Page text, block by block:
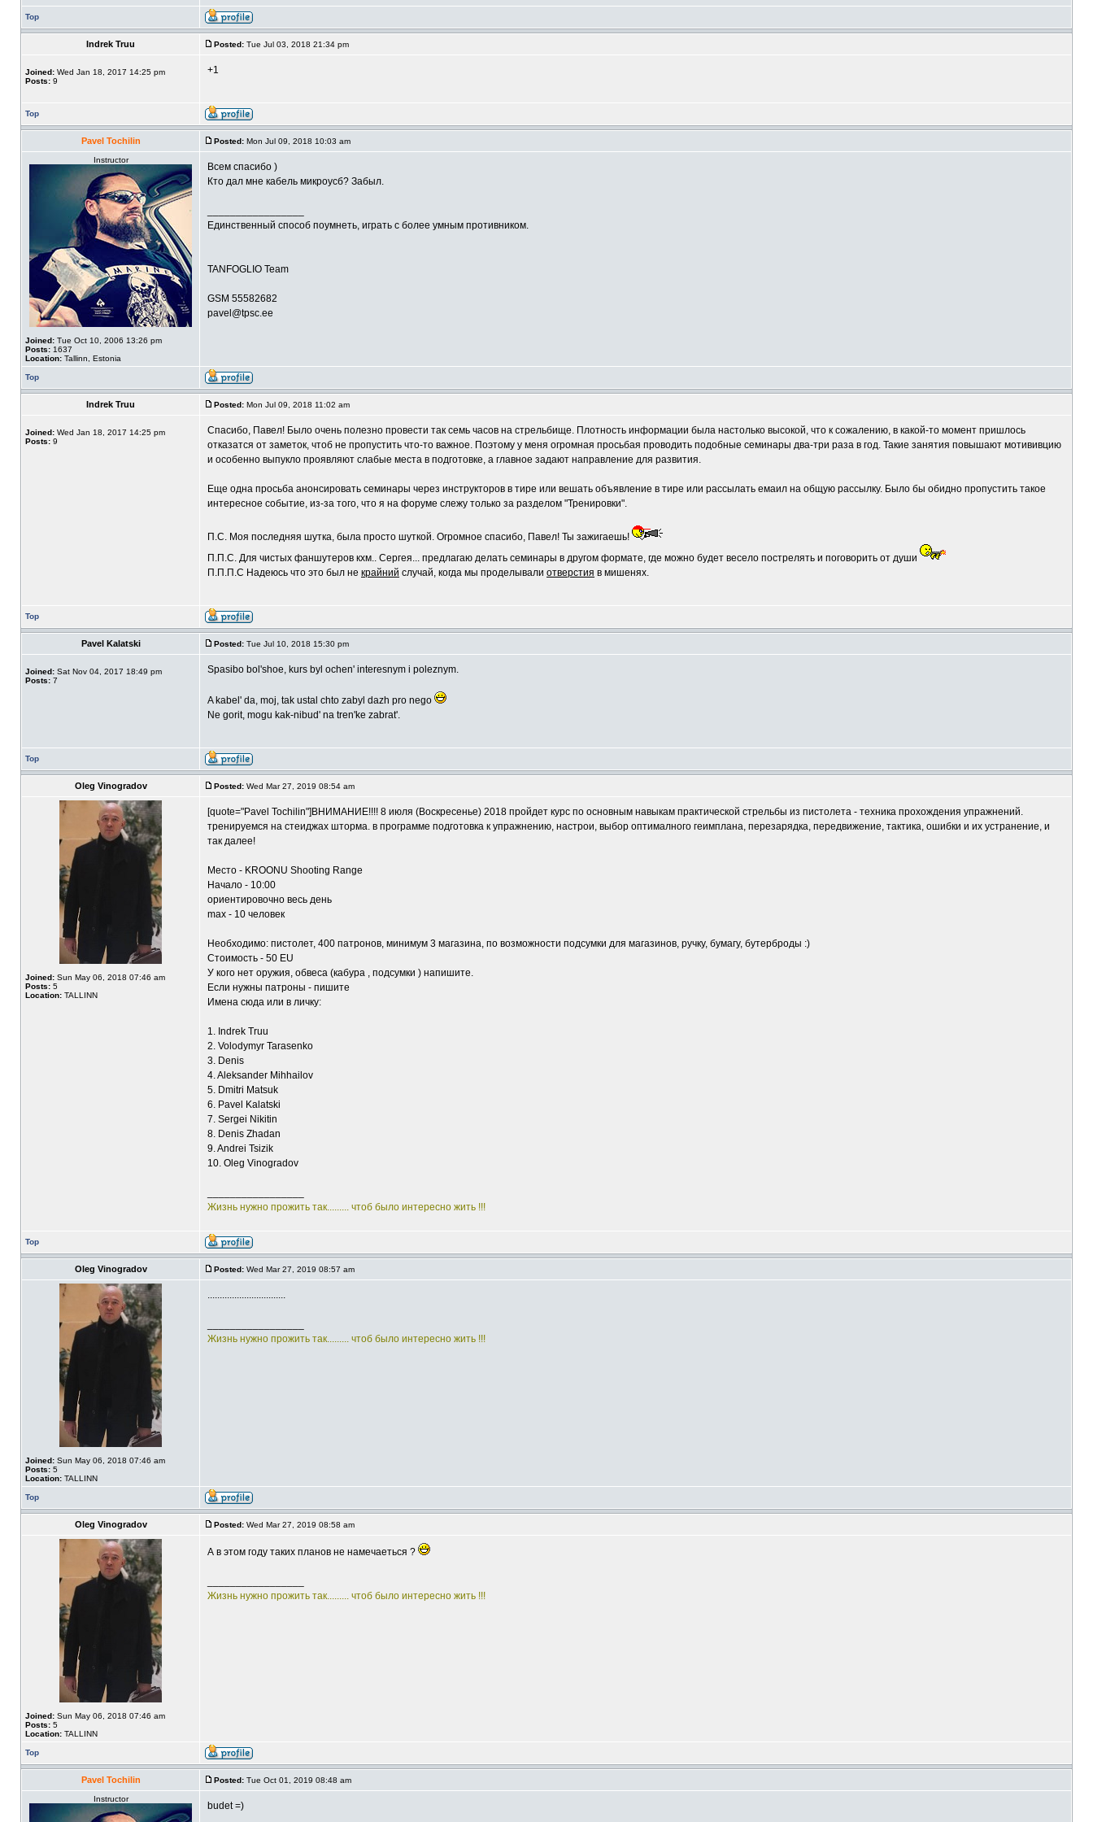
Top
Indrek Truu Posted: Tue Jul 03, 2018 21:34 pm
Joined: Wed Jan 18, 2017 14:25 pm
Posts: 9
+1
Top
Pavel Tochilin Posted: Mon Jul 09, 2018 10:03 am
Instructor
Joined: Tue Oct 10, 2006 13:26 pm
Posts: 1637
Location: Tallinn, Estonia
Всем спасибо )
Кто дал мне кабель микроусб? Забыл.
Единственный способ поумнеть, играть с более умным противником.
TANFOGLIO Team
GSM 55582682
pavel@tpsc.ee
Top
Indrek Truu Posted: Mon Jul 09, 2018 11:02 am
Joined: Wed Jan 18, 2017 14:25 pm
Posts: 9
Спасибо, Павел! Было очень полезно провести так семь часов на стрельбище. Плотность информации была настолько высокой, что к сожалению, в какой-то момент пришлось
отказатся от заметок, чтоб не пропустить что-то важное. Поэтому у меня огромная просьбая проводить подобные семинары два-три раза в год. Такие занятия повышают мотививцию
и особенно выпукло проявляют слабые места в подготовке, а главное задают направление для развития.
Еще одна просьба анонсировать семинары через инструкторов в тире или вешать объявление в тире или рассылать емаил на общую рассылку. Было бы обидно пропустить такое
интересное событие, из-за того, что я на форуме слежу только за разделом "Тренировки".
П.С. Моя последняя шутка, была просто шуткой. Огромное спасибо, Павел! Ты зажигаешь!
П.П.С. Для чистых фаншутеров кхм.. Сергея... предлагаю делать семинары в другом формате, где можно будет весело пострелять и поговорить от души
П.П.П.С Надеюсь что это был не крайний случай, когда мы проделывали отверстия в мишенях.
Top
Pavel Kalatski Posted: Tue Jul 10, 2018 15:30 pm
Joined: Sat Nov 04, 2017 18:49 pm
Posts: 7
Spasibo bol'shoe, kurs byl ochen' interesnym i poleznym.
A kabel' da, moj, tak ustal chto zabyl dazh pro nego
Ne gorit, mogu kak-nibud' na tren'ke zabrat'.
Top
Oleg Vinogradov Posted: Wed Mar 27, 2019 08:54 am
Joined: Sun May 06, 2018 07:46 am
Posts: 5
Location: TALLINN
[quote="Pavel Tochilin"]ВНИМАНИЕ!!!! 8 июля (Воскресенье) 2018 пройдет курс по основным навыкам практической стрельбы из пистолета - техника прохождения упражнений.
тренируемся на стеиджах шторма. в программе подготовка к упражнению, настрои, выбор оптималного геимплана, перезарядка, передвижение, тактика, ошибки и их устранение, и
так далее!
Место - KROONU Shooting Range
Начало - 10:00
ориентировочно весь день
max - 10 человек
Необходимо: пистолет, 400 патронов, минимум 3 магазина, по возможности подсумки для магазинов, ручку, бумагу, бутерброды :)
Стоимость - 50 EU
У кого нет оружия, обвеса (кабура , подсумки ) напишите.
Если нужны патроны - пишите
Имена сюда или в личку:
1. Indrek Truu
2. Volodymyr Tarasenko
3. Denis
4. Aleksander Mihhailov
5. Dmitri Matsuk
6. Pavel Kalatski
7. Sergei Nikitin
8. Denis Zhadan
9. Andrei Tsizik
10. Oleg Vinogradov
Жизнь нужно прожить так......... чтоб было интересно жить !!!
Top
Oleg Vinogradov Posted: Wed Mar 27, 2019 08:57 am
Joined: Sun May 06, 2018 07:46 am
Posts: 5
Location: TALLINN
................................
Жизнь нужно прожить так......... чтоб было интересно жить !!!
Top
Oleg Vinogradov Posted: Wed Mar 27, 2019 08:58 am
Joined: Sun May 06, 2018 07:46 am
Posts: 5
Location: TALLINN
А в этом году таких планов не намечаеться ?
Жизнь нужно прожить так......... чтоб было интересно жить !!!
Top
Pavel Tochilin Posted: Tue Oct 01, 2019 08:48 am
Instructor
budet =)